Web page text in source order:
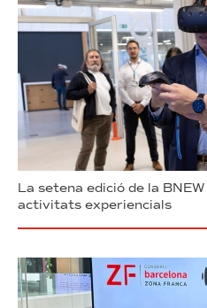
La setena edició de la
activitats experiencials